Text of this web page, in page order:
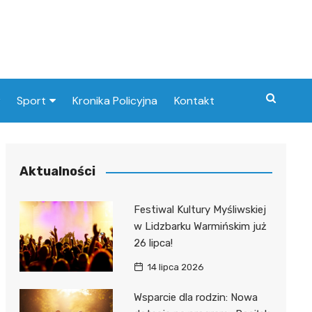
Sport Kronika Policyjna Kontakt
Aktualności
Festiwal Kultury Myśliwskiej
w Lidzbarku Warmińskim już
26 lipca!
14 lipca 2026
Wsparcie dla rodzin: Nowa